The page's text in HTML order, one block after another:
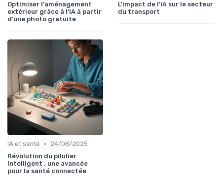
Optimiser l'aménagement
extérieur grâce à l'IA à partir
d'une photo gratuite
L'impact de l'IA sur le secteur
du transport
IA et santé •
24/08/2025
Révolution du pilulier
intelligent : une avancée
pour la santé connectée